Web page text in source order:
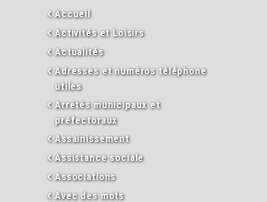
Accueil
Activités et Loisirs
Actualités
Adresses et numéros téléphone
utiles
Arrêtés municipaux et
préfectoraux
Assainissement
Assistance sociale
Associations
Avec des mots